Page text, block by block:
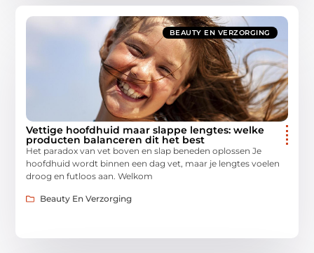
BEAUTY EN VERZORGING
Vettige hoofdhuid maar slappe lengtes: welke
producten balanceren dit het best
Het paradox van vet boven en slap beneden oplossen Je
hoofdhuid wordt binnen een dag vet, maar je lengtes voelen
droog en futloos aan. Welkom
Beauty En Verzorging